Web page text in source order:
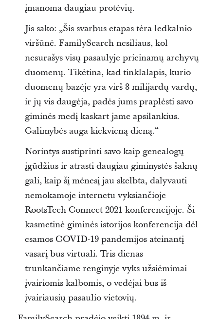
įmanoma daugiau protėvių.
Jis sako: „Šis svarbus etapas tėra ledkalnio
viršūnė. FamilySearch nesiliaus, kol
nesurašys visų pasaulyje prieinamų archyvų
duomenų. Tikėtina, kad tinklalapis, kurio
duomenų bazėje yra virš 8 milijardų vardų,
ir jų vis daugėja, padės jums praplėsti savo
giminės medį kaskart jame apsilankius.
Galimybės auga kiekvieną dieną.“
Norintys sustiprinti savo kaip genealogų
įgūdžius ir atrasti daugiau giminystės šaknų
gali, kaip šį mėnesį jau skelbta, dalyvauti
nemokamoje internetu vyksiančioje
RootsTech Connect 2021 konferencijoje. Ši
kasmetinė giminės istorijos konferencija dėl
esamos COVID-19 pandemijos ateinantį
vasarį bus virtuali. Tris dienas
trunkančiame renginyje vyks užsiėmimai
įvairiomis kalbomis, o vedėjai bus iš
įvairiausių pasaulio vietovių.